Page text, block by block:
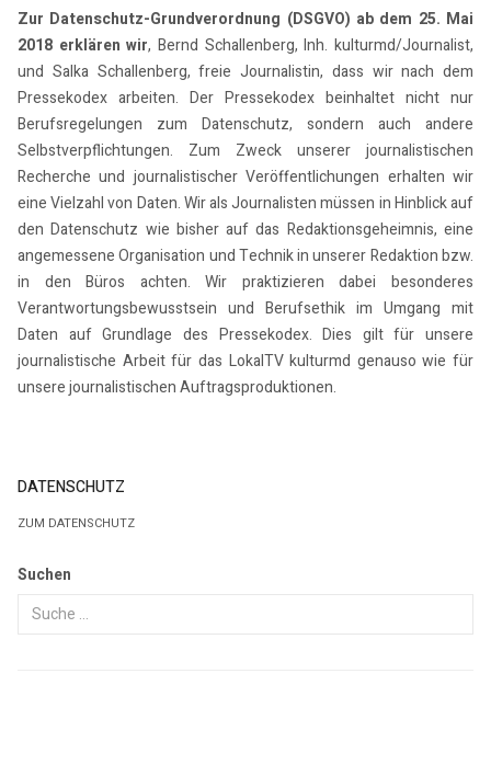
Zur Datenschutz-Grundverordnung (DSGVO) ab dem 25. Mai
2018 erklären wir, Bernd Schallenberg, Inh. kulturmd/Journalist,
und Salka Schallenberg, freie Journalistin, dass wir nach dem
Pressekodex arbeiten. Der Pressekodex beinhaltet nicht nur
Berufsregelungen zum Datenschutz, sondern auch andere
Selbstverpflichtungen. Zum Zweck unserer journalistischen
Recherche und journalistischer Veröffentlichungen erhalten wir
eine Vielzahl von Daten. Wir als Journalisten müssen in Hinblick auf
den Datenschutz wie bisher auf das Redaktionsgeheimnis, eine
angemessene Organisation und Technik in unserer Redaktion bzw.
in den Büros achten. Wir praktizieren dabei besonderes
Verantwortungsbewusstsein und Berufsethik im Umgang mit
Daten auf Grundlage des Pressekodex. Dies gilt für unsere
journalistische Arbeit für das LokalTV kulturmd genauso wie für
unsere journalistischen Auftragsproduktionen.
DATENSCHUTZ
ZUM DATENSCHUTZ
Suchen